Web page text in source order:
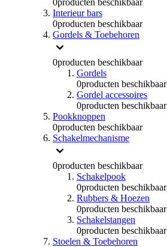
0producten beschikbaar
Interieur bars
0producten beschikbaar
Gordels & Toebehoren
0producten beschikbaar
Gordels
0producten beschikbaar
Gordel accessoires
0producten beschikbaar
Pookknoppen
0producten beschikbaar
Schakelmechanisme
0producten beschikbaar
Schakelpook
0producten beschikbaar
Rubbers & Hoezen
0producten beschikbaar
Schakelstangen
0producten beschikbaar
Stoelen & Toebehoren